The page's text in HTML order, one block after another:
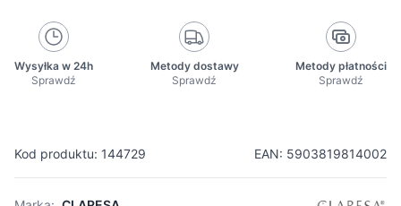
Kod produktu: 144729 EAN: 5903819814002
Wysyłka w 24h
Sprawdź
Metody dostawy
Sprawdź
Metody płatności
Sprawdź